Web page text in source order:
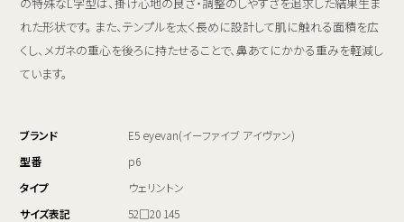
れた形状です。 また、テンプルを太く長めに設計して肌に触れる面積を広
くし、メガネの重心を後ろに持たせることで、鼻あてにかかる重みを軽減し
ています。
ブランド
E5 eyevan(イーファイブ アイヴァン)
型番
p6
タイプ
ウェリントン
サイズ表記
52□20 145